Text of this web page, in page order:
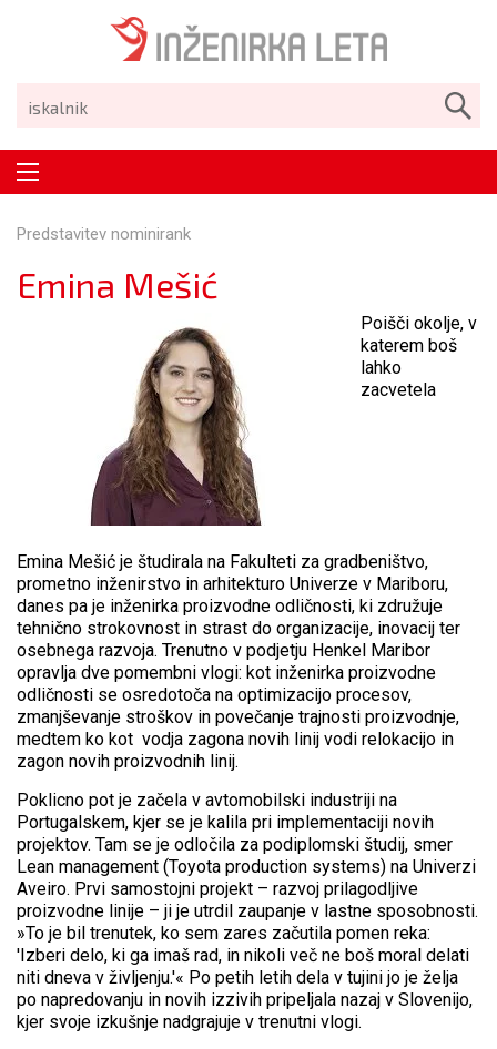
Predstavitev nominirank
Emina Mešić
Poišči okolje, v
katerem boš
lahko
zacvetela
Emina Mešić je študirala na Fakulteti za gradbeništvo,
prometno inženirstvo in arhitekturo Univerze v Mariboru,
danes pa je inženirka proizvodne odličnosti, ki združuje
tehnično strokovnost in strast do organizacije, inovacij ter
osebnega razvoja. Trenutno v podjetju Henkel Maribor
opravlja dve pomembni vlogi: kot inženirka proizvodne
odličnosti se osredotoča na optimizacijo procesov,
zmanjševanje stroškov in povečanje trajnosti proizvodnje,
medtem ko kot vodja zagona novih linij vodi relokacijo in
zagon novih proizvodnih linij.
Poklicno pot je začela v avtomobilski industriji na
Portugalskem, kjer se je kalila pri implementaciji novih
projektov. Tam se je odločila za podiplomski študij, smer
Lean management (Toyota production systems) na Univerzi
Aveiro. Prvi samostojni projekt – razvoj prilagodljive
proizvodne linije – ji je utrdil zaupanje v lastne sposobnosti.
»To je bil trenutek, ko sem zares začutila pomen reka:
'Izberi delo, ki ga imaš rad, in nikoli več ne boš moral delati
niti dneva v življenju.'« Po petih letih dela v tujini jo je želja
po napredovanju in novih izzivih pripeljala nazaj v Slovenijo,
kjer svoje izkušnje nadgrajuje v trenutni vlogi.